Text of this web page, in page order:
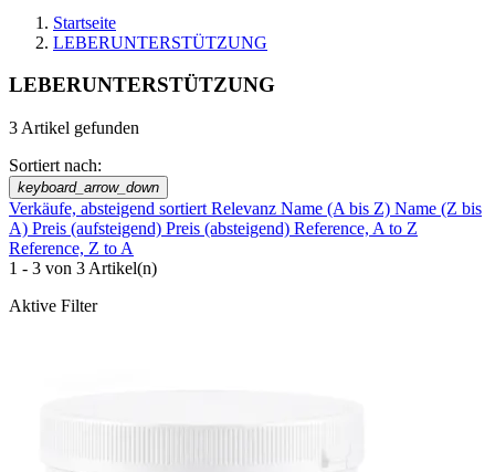
Startseite
LEBERUNTERSTÜTZUNG
LEBERUNTERSTÜTZUNG
3 Artikel gefunden
Sortiert nach:
keyboard_arrow_down
Verkäufe, absteigend sortiert Relevanz Name (A bis Z) Name (Z bis
A) Preis (aufsteigend) Preis (absteigend) Reference, A to Z
Reference, Z to A
1 - 3 von 3 Artikel(n)
Aktive Filter